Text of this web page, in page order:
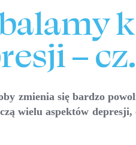
– cz.
zmienia się bardzo
wielu aspektów depresji,